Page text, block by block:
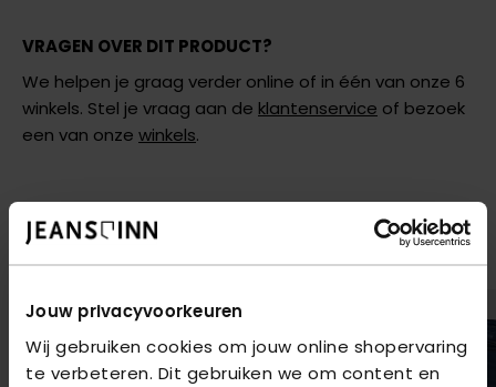
Jouw privacyvoorkeuren
Wij gebruiken cookies om jouw online shopervaring
te verbeteren. Dit gebruiken we om content en
VRAGEN OVER DIT PRODUCT?
We helpen je graag verder online of in één van onze 6
winkels. Stel je vraag aan de klantenservice of bezoek
een van onze winkels.
AANBEVOLEN VOOR JOU
Shop hier de meest recente jeans van New Star